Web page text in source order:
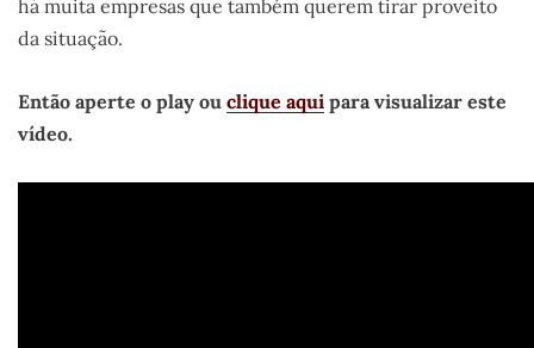
há muita empresas que também querem tirar proveito
da situação.
Então aperte o play ou clique aqui para visualizar este
vídeo.